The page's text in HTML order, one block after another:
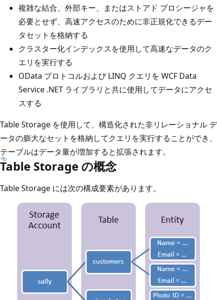
複雑な結合、外部キー、またはストアド プロシージャを
必要とせず、高速アクセスのために非正規化できるデー
タセットを格納する
クラスター化インデックスを使用して高速なデータのク
エリを実行する
OData プロトコルおよび LINQ クエリを WCF Data
Service .NET ライブラリと共に使用してデータにアクセ
スする
Table Storage を使用して、構造化された非リレーショナル デ
ータの膨大なセットを格納してクエリを実行することができ、
テーブルはデータ量が増加すると拡張されます。
Table Storage の概念
Table Storage には次の構成要素があります。